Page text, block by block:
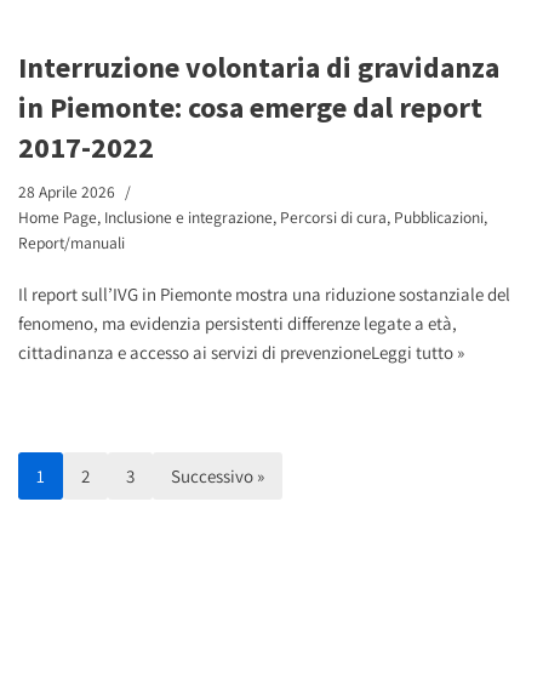
Interruzione volontaria di gravidanza
in Piemonte: cosa emerge dal report
2017-2022
28 Aprile 2026
Home Page, Inclusione e integrazione, Percorsi di cura, Pubblicazioni,
Report/manuali
Il report sull’IVG in Piemonte mostra una riduzione sostanziale del
fenomeno, ma evidenzia persistenti differenze legate a età,
cittadinanza e accesso ai servizi di prevenzioneLeggi tutto »
1 2 3 Successivo »